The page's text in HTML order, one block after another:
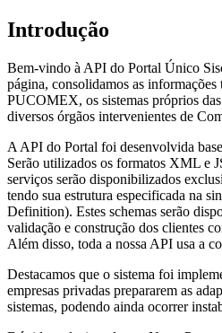
Introdução
Bem-vindo à API do Portal Único
página, consolidamos as informações
PUCOMEX, os sistemas próprios
diversos órgãos intervenientes de
A API do Portal foi desenvolvida
Serão utilizados os formatos XML e
serviços serão disponibilizados
tendo sua estrutura especificada na
Definition). Estes schemas serão
validação e construção dos clientes
Além disso, toda a nossa API usa a
Destacamos que o sistema foi
empresas privadas prepararem as
sistemas, podendo ainda ocorrer